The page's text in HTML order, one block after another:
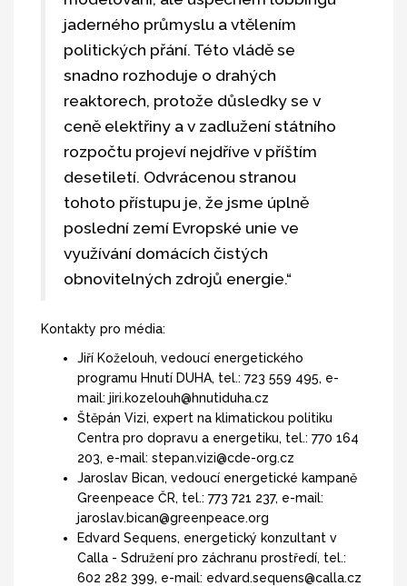
jaderného průmyslu a vtělením
politických přání. Této vládě se
snadno rozhoduje o drahých
reaktorech, protože důsledky se v
ceně elektřiny a v zadlužení státního
rozpočtu projeví nejdříve v příštím
desetiletí. Odvrácenou stranou
tohoto přístupu je, že jsme úplně
poslední zemí Evropské unie ve
využívání domácích čistých
obnovitelných zdrojů energie.“
Kontakty pro média:
Jiří Koželouh, vedoucí energetického
programu Hnutí DUHA, tel.: 723 559 495, e-
mail: jiri.kozelouh@hnutiduha.cz
Štěpán Vizi, expert na klimatickou politiku
Centra pro dopravu a energetiku, tel.: 770 164
203, e-mail: stepan.vizi@cde-org.cz
Jaroslav Bican, vedoucí energetické kampaně
Greenpeace ČR, tel.: 773 721 237, e-mail:
jaroslav.bican@greenpeace.org
Edvard Sequens, energetický konzultant v
Calla - Sdružení pro záchranu prostředí, tel.:
602 282 399, e-mail: edvard.sequens@calla.cz